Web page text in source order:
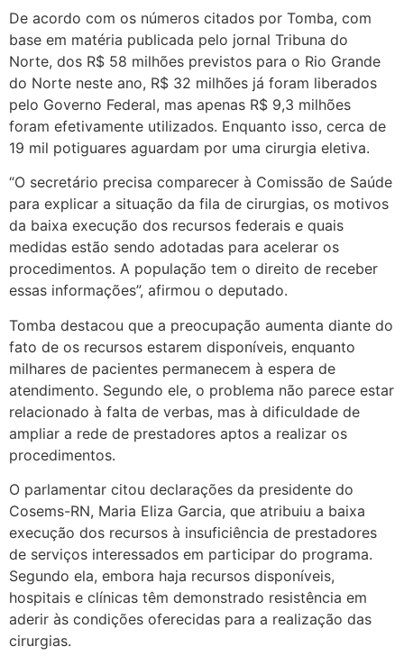
De acordo com os números citados por Tomba, com
base em matéria publicada pelo jornal Tribuna do
Norte, dos R$ 58 milhões previstos para o Rio Grande
do Norte neste ano, R$ 32 milhões já foram liberados
pelo Governo Federal, mas apenas R$ 9,3 milhões
foram efetivamente utilizados. Enquanto isso, cerca de
19 mil potiguares aguardam por uma cirurgia eletiva.
“O secretário precisa comparecer à Comissão de Saúde
para explicar a situação da fila de cirurgias, os motivos
da baixa execução dos recursos federais e quais
medidas estão sendo adotadas para acelerar os
procedimentos. A população tem o direito de receber
essas informações”, afirmou o deputado.
Tomba destacou que a preocupação aumenta diante do
fato de os recursos estarem disponíveis, enquanto
milhares de pacientes permanecem à espera de
atendimento. Segundo ele, o problema não parece estar
relacionado à falta de verbas, mas à dificuldade de
ampliar a rede de prestadores aptos a realizar os
procedimentos.
O parlamentar citou declarações da presidente do
Cosems-RN, Maria Eliza Garcia, que atribuiu a baixa
execução dos recursos à insuficiência de prestadores
de serviços interessados em participar do programa.
Segundo ela, embora haja recursos disponíveis,
hospitais e clínicas têm demonstrado resistência em
aderir às condições oferecidas para a realização das
cirurgias.